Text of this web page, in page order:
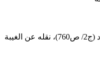
محمد زكريا النداف : مسائل الاعتقاد (ج2/ ص760)، نقله عن الغيبة